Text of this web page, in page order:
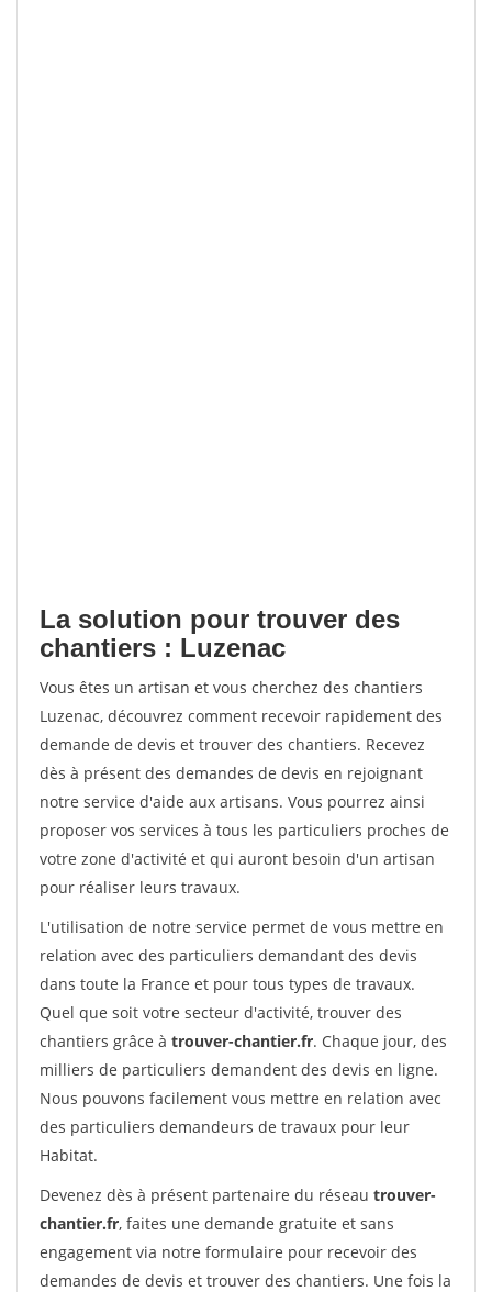
La solution pour trouver des
chantiers : Luzenac
Vous êtes un artisan et vous cherchez des chantiers
Luzenac, découvrez comment recevoir rapidement des
demande de devis et trouver des chantiers. Recevez
dès à présent des demandes de devis en rejoignant
notre service d'aide aux artisans. Vous pourrez ainsi
proposer vos services à tous les particuliers proches de
votre zone d'activité et qui auront besoin d'un artisan
pour réaliser leurs travaux.
L'utilisation de notre service permet de vous mettre en
relation avec des particuliers demandant des devis
dans toute la France et pour tous types de travaux.
Quel que soit votre secteur d'activité, trouver des
chantiers grâce à trouver-chantier.fr. Chaque jour, des
milliers de particuliers demandent des devis en ligne.
Nous pouvons facilement vous mettre en relation avec
des particuliers demandeurs de travaux pour leur
Habitat.
Devenez dès à présent partenaire du réseau trouver-
chantier.fr, faites une demande gratuite et sans
engagement via notre formulaire pour recevoir des
demandes de devis et trouver des chantiers. Une fois la